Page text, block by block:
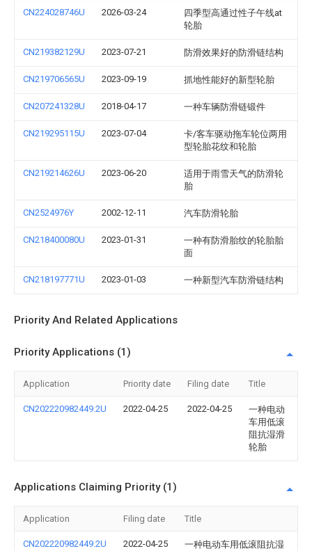
CN224028746U 2026-03-24
四季型高通过性子午线at
轮胎
CN219382129U 2023-07-21 防滑效果好的防滑链结构
CN219706565U 2023-09-19 抓地性能好的新型轮胎
CN207241328U 2018-04-17 一种车辆防滑链锻件
CN219295115U 2023-07-04
卡/客车驱动拖车轮位两用
型轮胎花纹和轮胎
CN219214626U 2023-06-20
适用于雨雪天气的防滑轮
胎
CN2524976Y 2002-12-11 汽车防滑轮胎
CN218400080U 2023-01-31
一种有防滑胎纹的轮胎胎
面
CN218197771U 2023-01-03 一种新型汽车防滑链结构
Priority And Related Applications
Priority Applications (1)
Application Priority date Filing date Title
CN202220982449.2U 2022-04-25 2022-04-25
一种电动
车用低滚
阻抗湿滑
轮胎
Applications Claiming Priority (1)
Application Filing date Title
CN202220982449.2U 2022-04-25
一种电动车用低滚阻抗湿